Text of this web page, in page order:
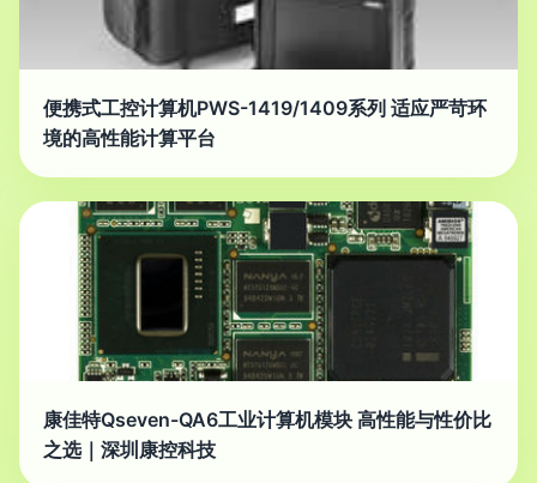
便携式工控计算机PWS-1419/1409系列 适应严苛环
境的高性能计算平台
康佳特Qseven-QA6工业计算机模块 高性能与性价比
之选｜深圳康控科技